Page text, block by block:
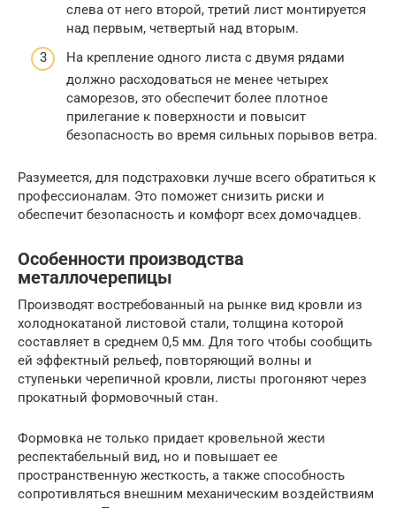
слева от него второй, третий лист монтируется
над первым, четвертый над вторым.
На крепление одного листа с двумя рядами
должно расходоваться не менее четырех
саморезов, это обеспечит более плотное
прилегание к поверхности и повысит
безопасность во время сильных порывов ветра.
Разумеется, для подстраховки лучше всего обратиться к
профессионалам. Это поможет снизить риски и
обеспечит безопасность и комфорт всех домочадцев.
Особенности производства
металлочерепицы
Производят востребованный на рынке вид кровли из
холоднокатаной листовой стали, толщина которой
составляет в среднем 0,5 мм. Для того чтобы сообщить
ей эффектный рельеф, повторяющий волны и
ступеньки черепичной кровли, листы прогоняют через
прокатный формовочный стан.
Формовка не только придает кровельной жести
респектабельный вид, но и повышает ее
пространственную жесткость, а также способность
сопротивляться внешним механическим воздействиям